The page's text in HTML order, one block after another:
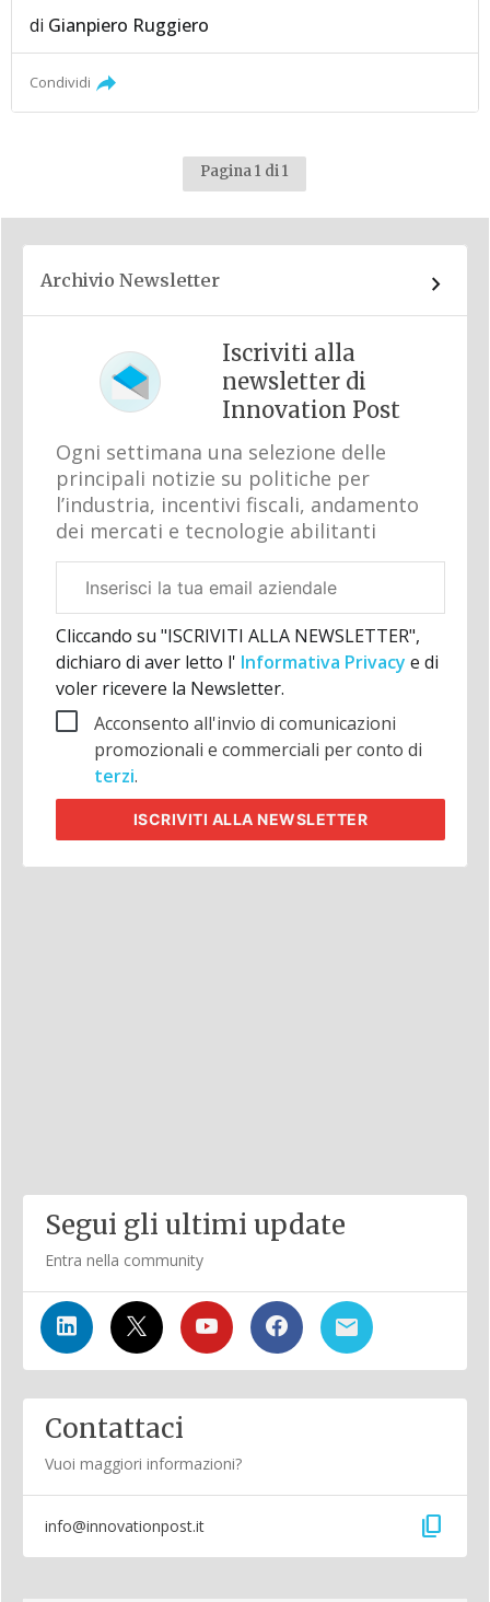
di Gianpiero Ruggiero
Condividi
Pagina 1 di 1
Archivio Newsletter
Iscriviti alla
newsletter di
Innovation Post
Ogni settimana una selezione delle
principali notizie su politiche per
l’industria, incentivi fiscali, andamento
dei mercati e tecnologie abilitanti
aziendale
Cliccando su "ISCRIVITI ALLA NEWSLETTER",
dichiaro di aver letto l' Informativa Privacy e di
voler ricevere la Newsletter.
Acconsento all'invio di comunicazioni
promozionali e commerciali per conto di
terzi.
ISCRIVITI ALLA NEWSLETTER
Segui gli ultimi update
Entra nella community
Contattaci
Vuoi maggiori informazioni?
info@innovationpost.it content_copy